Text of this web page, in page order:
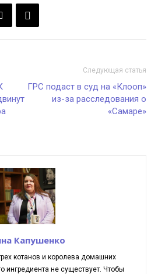
Следующая статья
ГРС подаст в суд на «Клооп»
из-за расследования о
«Самаре»
Капушенко
котанов и королева домашних
ингредиента не существует. Чтобы